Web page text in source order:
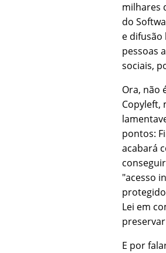
milhares
do
e difusão
pessoas
sociais,
Ora, não
Copyleft,
pontos:
acabará
"acesso
Lei em
E por